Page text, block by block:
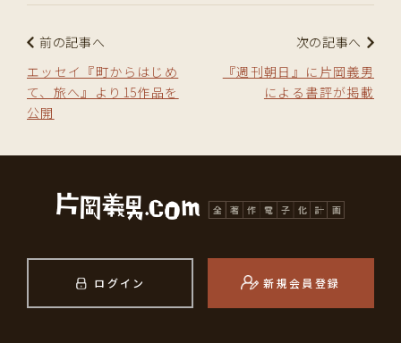
前の記事へ
エッセイ『町からはじめ
て、旅へ』より15作品を
公開
次の記事へ
『週刊朝日』に片岡義男
による書評が掲載
ログイン 新規会員登録